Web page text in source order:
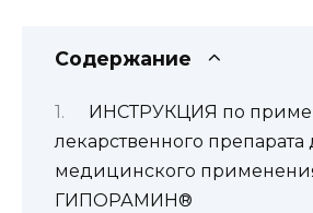
Содержание
ИНСТРУКЦИЯ по
лекарственного препарата
медицинского
ГИПОРАМИН®